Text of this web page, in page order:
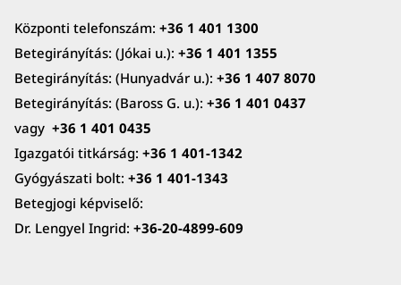
Központi telefonszám: +36 1 401 1300
Betegirányítás: (Jókai u.): +36 1 401 1355
Betegirányítás: (Hunyadvár u.): +36 1 407 8070
Betegirányítás: (Baross G. u.): +36 1 401 0437
vagy +36 1 401 0435
Igazgatói titkárság: +36 1 401-1342
Gyógyászati bolt: +36 1 401-1343
Betegjogi képviselő:
Dr. Lengyel Ingrid: +36-20-4899-609